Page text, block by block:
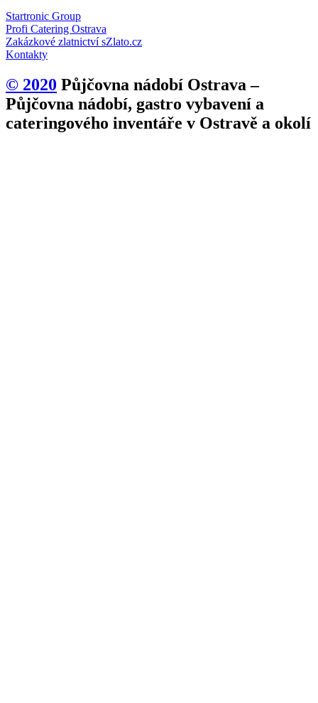
Startronic Group
Profi Catering Ostrava
Zakázkové zlatnictví sZlato.cz
Kontakty
© 2020 Půjčovna nádobí Ostrava –
Půjčovna nádobí, gastro vybavení a
cateringového inventáře v Ostravě a okolí